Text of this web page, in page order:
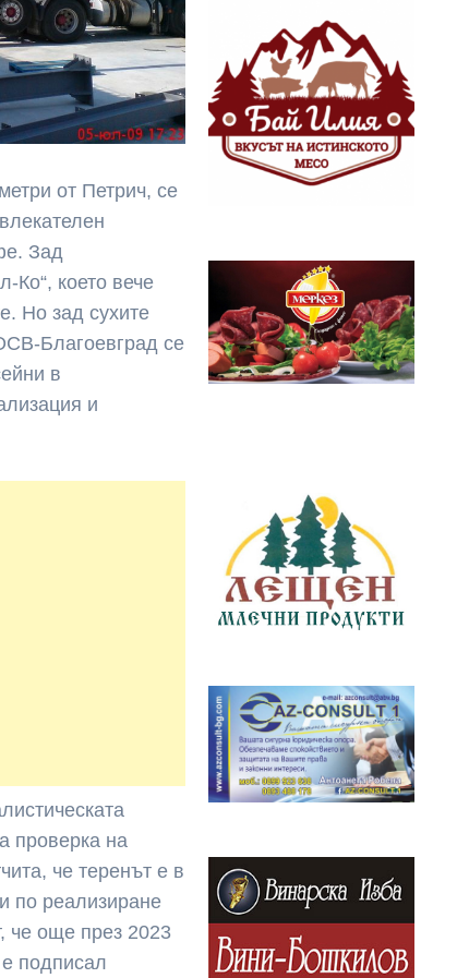
от Петрич, се
Зад
Ко“, което вече
Но зад сухите
Благоевград се
в
и
проверка на
че теренът е в
по реализиране
че още през 2023
подписал